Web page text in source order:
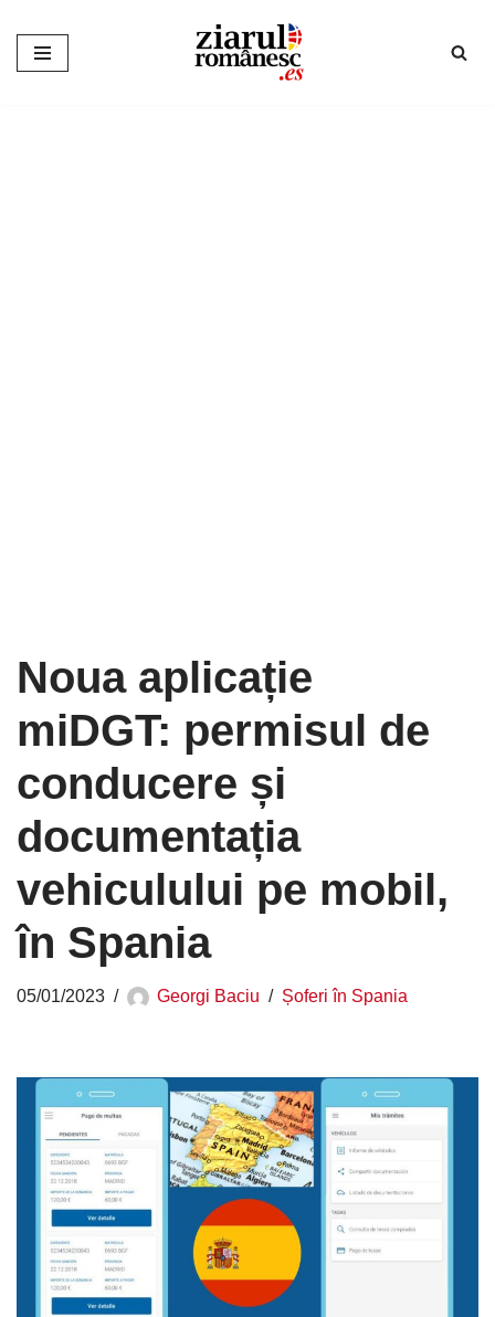
Sari
Noua aplicație
miDGT: permisul de
conducere și
documentația
vehiculului pe mobil,
în Spania
05/01/2023 Georgi Baciu Șoferi în Spania